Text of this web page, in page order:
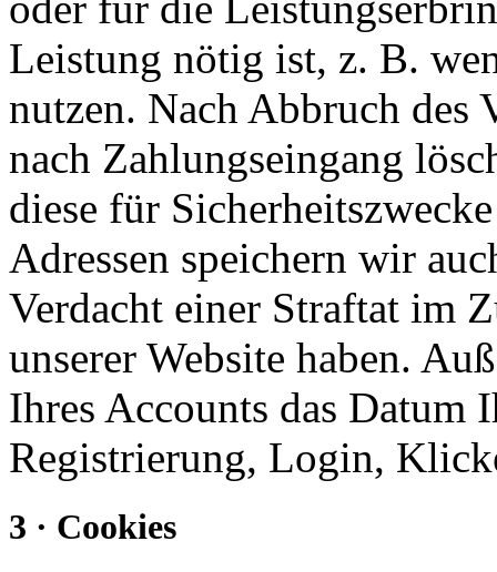
Leistung nötig ist, z. B.
nutzen. Nach Abbruch des
nach Zahlungseingang
diese für
Adressen speichern wir
Verdacht einer Straftat im
unserer Website haben.
Ihres Accounts das Datum
Registrierung, Login,
3 · Cookies